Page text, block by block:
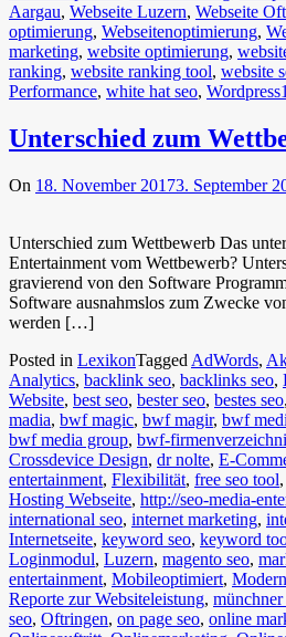
Aargau, Webseite Luzern, Webseite
optimierung, Webseitenoptimierung,
marketing, website optimierung,
ranking, website ranking tool, website
Performance, white hat seo, Wordpress
Unterschied zum
On 18. November 20173. September
Unterschied zum Wettbewerb Das
Entertainment vom Wettbewerb?
gravierend von den Software
Software ausnahmslos zum Zwecke
werden […]
Posted in LexikonTagged AdWords,
Analytics, backlink seo, backlinks seo,
Website, best seo, bester seo, bestes seo,
madia, bwf magic, bwf magir, bwf
bwf media group, bwf-
Crossdevice Design, dr nolte, E-
entertainment, Flexibilität, free seo tool,
Hosting Webseite, http://seo-media-
international seo, internet marketing,
Internetseite, keyword seo, keyword
Loginmodul, Luzern, magento seo,
entertainment, Mobileoptimiert,
Reporte zur Websiteleistung, münchner
seo, Oftringen, on page seo, online